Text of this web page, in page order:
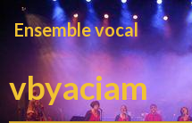
Ensemble vocal
vbyaciam